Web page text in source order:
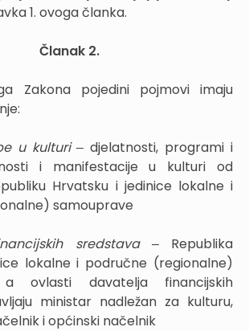
1. ovoga članka.
Članak 2.
Zakona pojedini pojmovi imaju
u kulturi ‒djelatnosti, programi i
i manifestacije u kulturi od
Hrvatsku i jedinice lokalne i
samouprave
sredstava ‒ Republika
lokalne i područne (regionalne)
a ovlasti davatelja financijskih
ministar nadležan za kulturu,
i općinski načelnik